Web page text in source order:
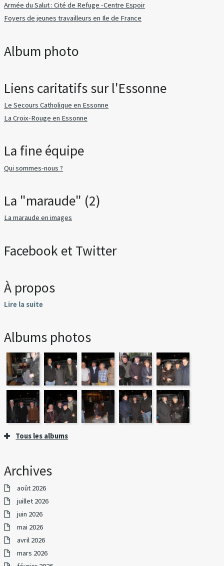
Armée du Salut : Cité de Refuge -Centre Espoir
Foyers de jeunes travailleurs en Ile de France
Album photo
Liens caritatifs sur l'Essonne
Le Secours Catholique en Essonne
La Croix-Rouge en Essonne
La fine équipe
Qui sommes-nous ?
La "maraude" (2)
La maraude en images
Facebook et Twitter
À propos
Lire la suite
Albums photos
Tous les albums
Archives
août 2026
juillet 2026
juin 2026
mai 2026
avril 2026
mars 2026